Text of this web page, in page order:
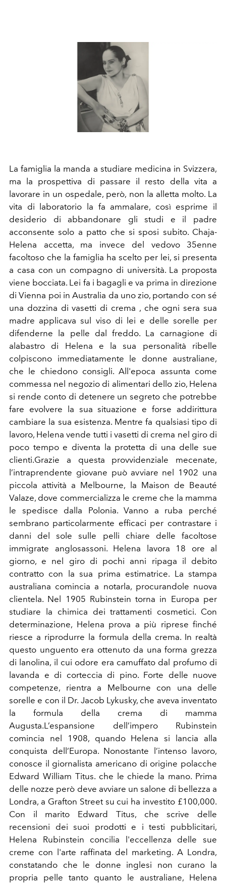
La famiglia la manda a studiare medicina in Svizzera,
ma la prospettiva di passare il resto della vita a
lavorare in un ospedale, però, non la alletta molto. La
vita di laboratorio la fa ammalare, così esprime il
desiderio di abbandonare gli studi e il padre
acconsente solo a patto che si sposi subito. Chaja-
Helena accetta, ma invece del vedovo 35enne
facoltoso che la famiglia ha scelto per lei, si presenta
a casa con un compagno di università. La proposta
viene bocciata. Lei fa i bagagli e va prima in direzione
di Vienna poi in Australia da uno zio, portando con sé
una dozzina di vasetti di crema , che ogni sera sua
madre applicava sul viso di lei e delle sorelle per
difenderne la pelle dal freddo. La carnagione di
alabastro di Helena e la sua personalità ribelle
colpiscono immediatamente le donne australiane,
che le chiedono consigli. All'epoca assunta come
commessa nel negozio di alimentari dello zio, Helena
si rende conto di detenere un segreto che potrebbe
fare evolvere la sua situazione e forse addirittura
cambiare la sua esistenza. Mentre fa qualsiasi tipo di
lavoro, Helena vende tutti i vasetti di crema nel giro di
poco tempo e diventa la protetta di una delle sue
clienti.Grazie a questa provvidenziale mecenate,
l’intraprendente giovane può avviare nel 1902 una
piccola attività a Melbourne, la Maison de Beauté
Valaze, dove commercializza le creme che la mamma
le spedisce dalla Polonia. Vanno a ruba perché
sembrano particolarmente efficaci per contrastare i
danni del sole sulle pelli chiare delle facoltose
immigrate anglosassoni. Helena lavora 18 ore al
giorno, e nel giro di pochi anni ripaga il debito
contratto con la sua prima estimatrice. La stampa
australiana comincia a notarla, procurandole nuova
clientela. Nel 1905 Rubinstein torna in Europa per
studiare la chimica dei trattamenti cosmetici. Con
determinazione, Helena prova a più riprese finché
riesce a riprodurre la formula della crema. In realtà
questo unguento era ottenuto da una forma grezza
di lanolina, il cui odore era camuffato dal profumo di
lavanda e di corteccia di pino. Forte delle nuove
competenze, rientra a Melbourne con una delle
sorelle e con il Dr. Jacob Lykusky, che aveva inventato
la formula della crema di mamma
Augusta.L’espansione dell’impero Rubinstein
comincia nel 1908, quando Helena si lancia alla
conquista dell’Europa. Nonostante l’intenso lavoro,
conosce il giornalista americano di origine polacche
Edward William Titus. che le chiede la mano. Prima
delle nozze però deve avviare un salone di bellezza a
Londra, a Grafton Street su cui ha investito £100,000.
Con il marito Edward Titus, che scrive delle
recensioni dei suoi prodotti e i testi pubblicitari,
Helena Rubinstein concilia l'eccellenza delle sue
creme con l'arte raffinata del marketing. A Londra,
constatando che le donne inglesi non curano la
propria pelle tanto quanto le australiane, Helena